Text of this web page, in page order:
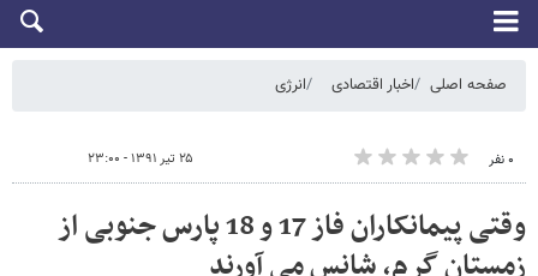
صفحه اصلی اخبار اقتصادی انرژی
۰ نفر ۲۵ تیر ۱۳۹۱ - ۲۳:۰۰
وقتی پیمانکاران فاز 17 و 18 پارس جنوبی از
زمستان گرم، شانس می آورند